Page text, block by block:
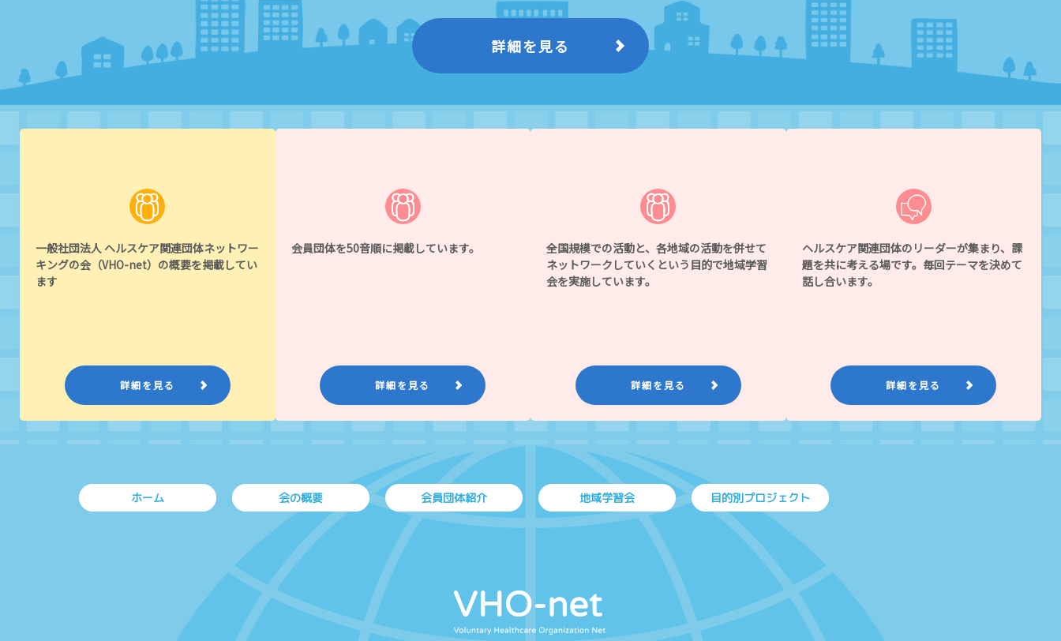
詳細を見る
一般社団法人 ヘルスケア関連団体ネットワー
キングの会（VHO-net）の概要を掲載してい
ます
詳細を見る
会員団体を50音順に掲載しています。
詳細を見る
全国規模での活動と、各地域の活動を併せて
ネットワークしていくという目的で地域学習
会を実施しています。
詳細を見る
ヘルスケア関連団体のリーダーが集まり、課
題を共に考える場です。毎回テーマを決めて
話し合います。
詳細を見る
ホーム 会の概要 会員団体紹介 地域学習会 目的別プロジェクト